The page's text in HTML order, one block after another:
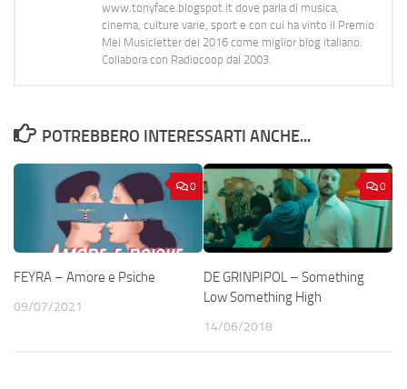
www.tonyface.blogspot.it dove parla di musica,
cinema, culture varie, sport e con cui ha vinto il Premio
Mei Musicletter del 2016 come miglior blog italiano.
Collabora con Radiocoop dal 2003.
POTREBBERO INTERESSARTI ANCHE...
0
FEYRA – Amore e Psiche
09/07/2021
0
DE GRINPIPOL – Something
Low Something High
14/06/2018